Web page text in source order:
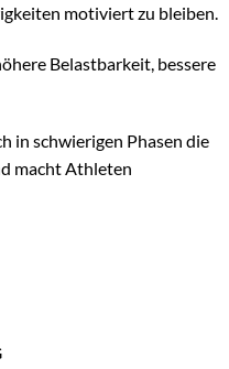
motiviert zu bleiben.
Belastbarkeit, bessere
in schwierigen Phasen die
macht Athleten